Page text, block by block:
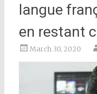
langue
en restant
March 30, 2020